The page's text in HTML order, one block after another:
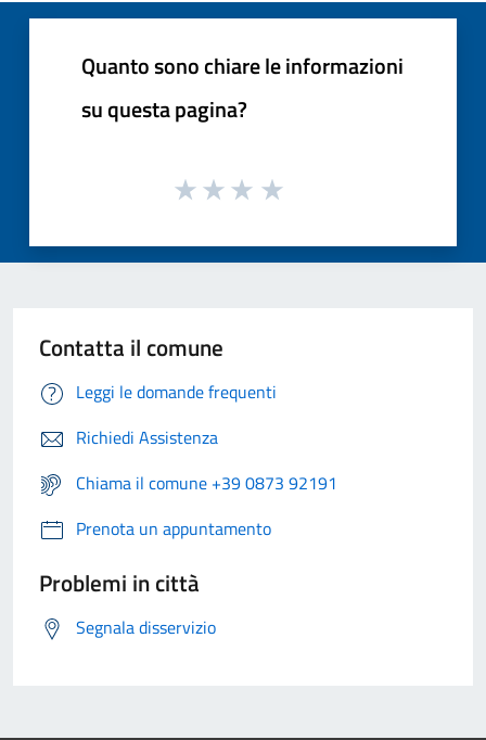
Quanto sono chiare le informazioni
su questa pagina?
Contatta il comune
Leggi le domande frequenti
Richiedi Assistenza
Chiama il comune +39 0873 92191
Prenota un appuntamento
Problemi in città
Segnala disservizio